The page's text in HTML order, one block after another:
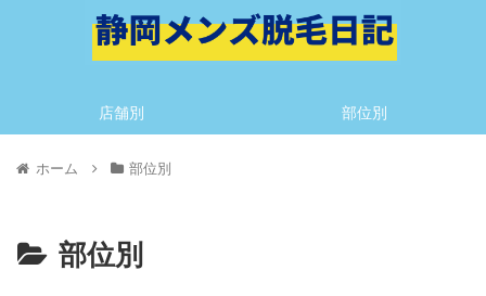
店舗別 部位別
ホーム 部位別
部位別